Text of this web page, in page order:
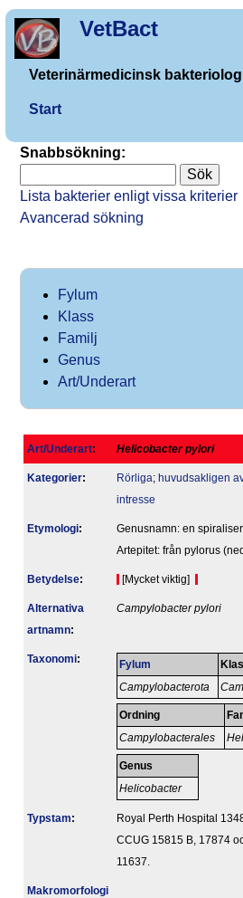
VetBact
Veterinärmedicinsk
Start
Snabbsökning:
Lista bakterier enligt vissa kriterier
Avancerad sökning
Fylum
Klass
Familj
Genus
Art/Underart
Art/Underart: Helicobacter pylori
Kategorier: Rörliga; huvudsakligen
intresse
Etymologi:
Genusnamn: en
Artepitet: från pylorus
Betydelse: [Mycket viktig]
Alternativa
artnamn:
Campylobacter pylori
Taxonomi: Fylum
Campylobacterota
Ordning
Campylobacterales
Genus
Helicobacter
Typstam:
Royal Perth Hospital
CCUG 15815 B, 17874
11637.
Makromorfologi